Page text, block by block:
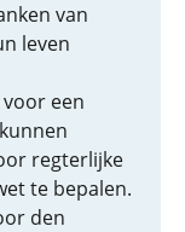
van
leven
een
regterlijke
te bepalen.
den